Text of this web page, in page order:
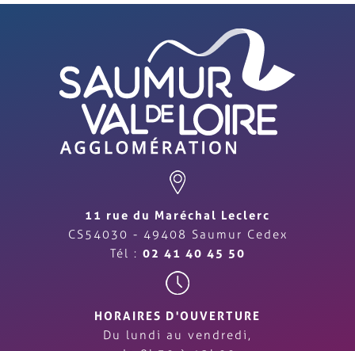
11 rue du Maréchal Leclerc
CS54030 - 49408 Saumur Cedex
Tél : 02 41 40 45 50
HORAIRES D'OUVERTURE
Du lundi au vendredi,